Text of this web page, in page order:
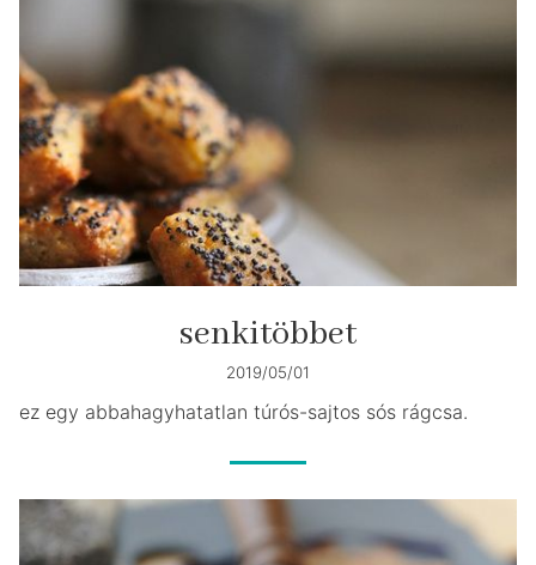
senkitöbbet
2019/05/01
ez egy abbahagyhatatlan túrós-sajtos sós rágcsa.